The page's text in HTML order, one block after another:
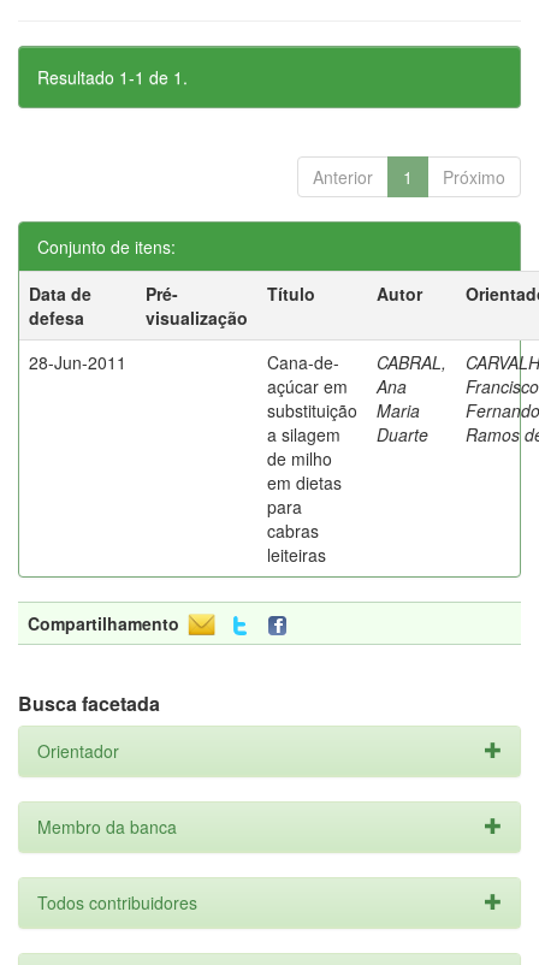
Resultado 1-1 de 1.
Anterior 1 Próximo
Conjunto de itens:
Data de
defesa
Pré-
visualização
Título Autor
28-Jun-2011
Cana-de-
açúcar em
substituição
a silagem
de milho
em dietas
para
cabras
leiteiras
CABRAL,
Ana
Maria
Duarte
Francisco
Fernando
Ramos
Compartilhamento
Busca facetada
Orientador
Membro da banca
Todos contribuidores